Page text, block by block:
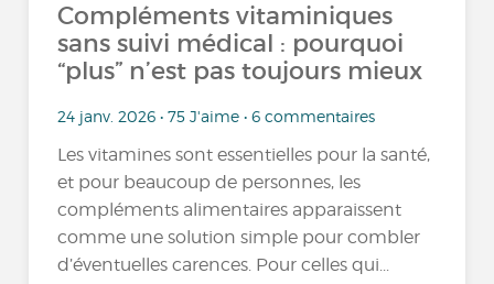
Compléments vitaminiques
sans suivi médical : pourquoi
“plus” n’est pas toujours mieux
24 janv. 2026 • 75 J'aime • 6 commentaires
Les vitamines sont essentielles pour la santé,
et pour beaucoup de personnes, les
compléments alimentaires apparaissent
comme une solution simple pour combler
d’éventuelles carences. Pour celles qui...